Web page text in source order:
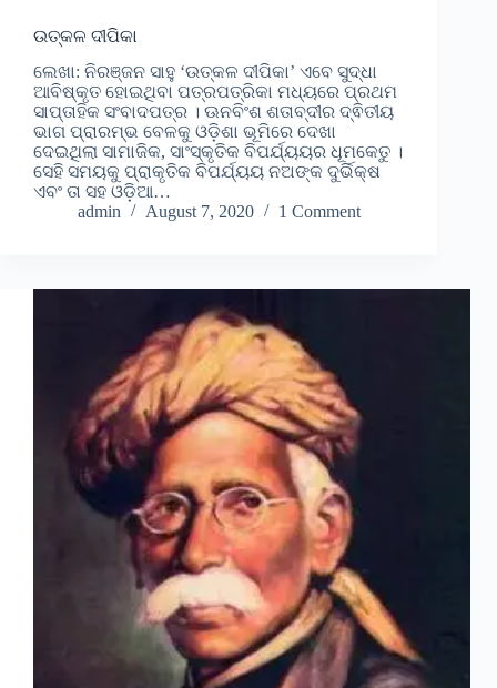
ଉତ୍କଳ ଦୀପିକା
ଲେଖା: ନିରଞ୍ଜନ ସାହୁ ‘ଉତ୍କଳ ଦୀପିକା’ ଏବେ ସୁଦ୍ଧା
ଆବିଷ୍କୃତ ହୋଇଥିବା ପତ୍ରପତ୍ରିକା ମଧ୍ୟରେ ପ୍ରଥମ
ସାପ୍ତାହିକ ସଂବାଦପତ୍ର । ଊନବିଂଶ ଶତାବ୍ଦୀର ଦ୍ଵିତୀୟ
ଭାଗ ପ୍ରାରମ୍ଭ ବେଳକୁ ଓଡ଼ିଶା ଭୂମିରେ ଦେଖା
ଦେଇଥିଲା ସାମାଜିକ, ସାଂସ୍କୃତିକ ବିପର୍ଯ୍ୟୟର ଧୂମକେତୁ ।
ସେହି ସମୟକୁ ପ୍ରାକୃତିକ ବିପର୍ଯ୍ୟୟ ନଅଙ୍କ ଦୁର୍ଭିକ୍ଷ
ଏବଂ ତା ସହ ଓଡ଼ିଆ…
admin
August 7, 2020 1 Comment